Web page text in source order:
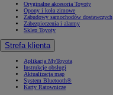
Oryginalne akcesoria Toyoty
Opony i koła zimowe
Zabudowy samochodów dostawczych
Zabezpieczenia i alarmy
Sklep Toyoty
Strefa klienta
Aplikacja MyToyota
Instrukcje obsługi
Aktualizacja map
System Bluetooth®
Karty Ratownicze